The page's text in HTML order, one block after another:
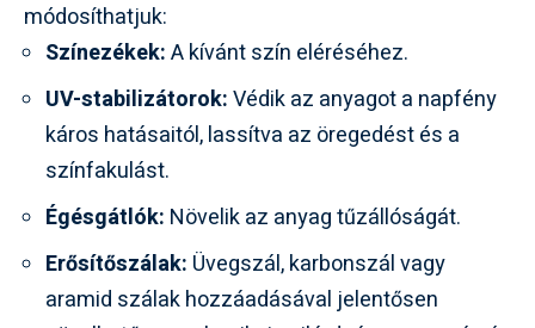
módosíthatjuk:
Színezékek:A kívánt szín eléréséhez.
UV-stabilizátorok:Védik az anyagot a napfény
káros hatásaitól, lassítva az öregedést és a
színfakulást.
Égésgátlók: Növelik az anyag tűzállóságát.
Erősítőszálak: Üvegszál, karbonszál vagy
aramid szálak hozzáadásával jelentősen